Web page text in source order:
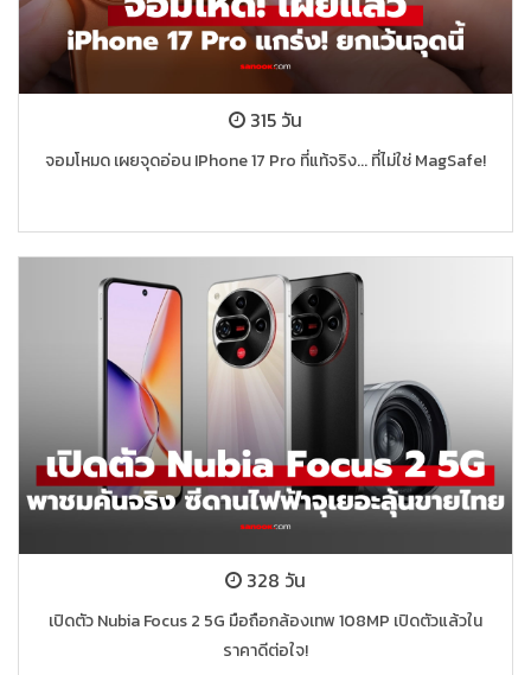
315 วัน
จอมโหมด เผยจุดอ่อน IPhone 17 Pro ที่แท้จริง... ที่ไม่ใช่ MagSafe!
328 วัน
เปิดตัว Nubia Focus 2 5G มือถือกล้องเทพ 108MP เปิดตัวแล้วใน
ราคาดีต่อใจ!